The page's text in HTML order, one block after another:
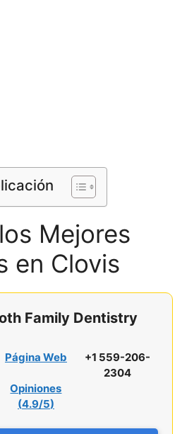
Mejores
en Clovis
Family Dentistry
Página Web
Opiniones
(4.9/5)
+1 559-206-
2304